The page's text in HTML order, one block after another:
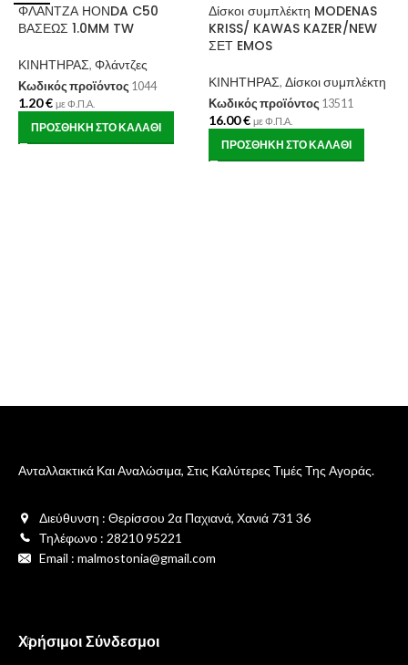
ΦΛΑΝΤΖΑ ΗΟΝDA C50
ΒΑΣΕΩΣ 1.0MM TW
ΚΙΝΗΤΗΡΑΣ, Φλάντζες
Κωδικός προϊόντος 1044
1.20€ με Φ.Π.Α.
ΠΡΟΣΘΉΚΗ ΣΤΟ ΚΑΛΆΘΙ
Δίσκοι συμπλέκτη MODENAS
KRISS/ KAWAS KAZER/NEW
ΣΕΤ EMOS
ΚΙΝΗΤΗΡΑΣ, Δίσκοι συμπλέκτη
Κωδικός προϊόντος 13511
16.00€ με Φ.Π.Α.
ΠΡΟΣΘΉΚΗ ΣΤΟ ΚΑΛΆΘΙ
Ανταλλακτικά Και Αναλώσιμα, Στις Καλύτερες Τιμές Της Αγοράς.
Διεύθυνση : Θερίσσου 2α Παχιανά, Χανιά 731 36
Τηλέφωνο : 28210 95221
Email : malmostonia@gmail.com
Χρήσιμοι Σύνδεσμοι